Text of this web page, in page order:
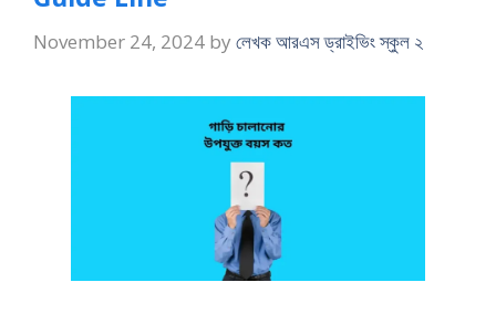
November 24, 2024 by লেখক আরএস ড্রাইভিং স্কুল ২